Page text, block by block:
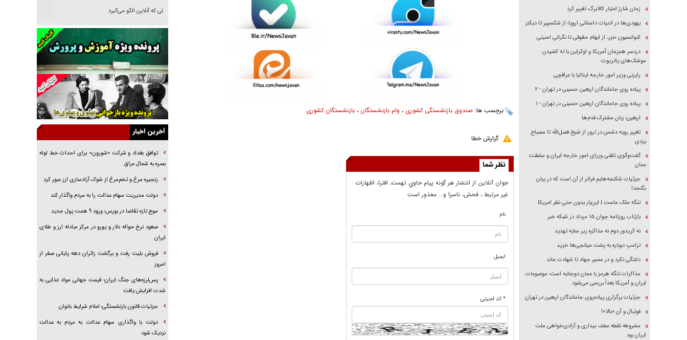
برچسب ها: صندوق بازنشستگی کشوری ، وام بازنشستگان ، بازنشستگان کشوری
گزارش خطا
نظر شما
جوان آنلاين از انتشار هر گونه پيام حاوي تهمت، افترا، اظهارات
غير مرتبط ، فحش، ناسزا و... معذور است
نام
ایمیل
* کد امنیتی
زمان شارژ اعتبار کالابرگ تغییر کرد
یهودی‌ها در ادبیات داستانی اروپا؛ از شکسپیر تا دیکنز
کنوانسیون خزر، از ابهام حقوقی تا نگرانی امنیتی
دردسر همزمان آمریکا و اوکراین با ته کشیدن
موشک‌های پاتریوت
رایزنی وزیر امور خارجه ایتالیا با عراقچی
پیاده روی جاماندگان اربعین حسینی در تهران - ۲
پیاده روی جاماندگان اربعین حسینی در تهران - ۱
اربعین؛ زبان مشترک قدم‌ها
تغییر رویه دشمن در ترور از شیخ فضل‌الله تا مصباح
یزدی
گفت‌وگوی تلفنی وزرای امور خارجه ایران و سلطنت
عمان
جزئیات شکنجه‌هایم فراتر از آن است که در بیان
بگنجد!
تنگه ملک ماست | این‌بار بدون حتی نظر امریکا
بازتاب روزنامه جوان ۱۵ مرداد در شبکه خبر
نه کریدور دوم نه مذاکره زیر سایه تهدید
ترامپ دوباره به پشت میانجی‌ها خزید
دلتنگی نکرد و در مسیر جهاد تا شهادت ماند
مذاکرات تنگه هرمز با عمان دوجانبه است؛ موضوعات
ایران و آمریکا بعداً بررسی می‌شود
جزئیات برگزاری پیاده‌روی جاماندگان اربعین در تهران
فوتبال و آن «بالا»!
مشروطه نقطه عطف بیداری و آزادی‌خواهی ملت
ایران بود
نسلی که آنلاین الگو می‌گیرد
گفت‌وگو با آیت‌الله جاودان/ جفای مخالفان مکانت
معنوی رهبر شهید را ارتقا می‌داد
راننده مست به قانون می‌خندد
همه آقای دوربینی شده‌ایم!
قصه ناتمام سرویس مدارس
آیا مقاومت فلسطین خلع‌سلاح می‌شود؟
الگوی وحدت‌آفرین در ادراک سیاست خارجی
گفتگوی دکتر اخوان مدیرمسئول روزنامه جوان با
امام حسین (ع) کشته سیرت‌های عصر جاهلی شد
فریاد‌ها و ناله‌های دوستان مبارزدلم را آتش می‌زد
آخرین اخبار
توافق بغداد و شرکت «شورون» برای احداث خط لوله
بصره به شمال عراق
زنجیره مرغ و تخم‌مرغ از شوک آزادسازی ارز عبور کرد
دولت مدیریت سهام عدالت را به مردم واگذار کند
موج تازه تقاضا در بورس؛ ورود ۹ همت پول جدید
صعود نرخ حواله دلار و یورو در مرکز مبادله ارز و طلای
ایران
فروش بلیت رفت و برگشت زائران دهه پایانی صفر از
امروز
پس‌لرزه‌های جنگ ایران؛ قیمت جهانی مواد غذایی به
شدت افزایش یافت
جزئیات قانون بازنشستگی؛ اعلام شرایط بانوان
دولت با واگذاری سهام عدالت به مردم به عدالت
نزدیک شود